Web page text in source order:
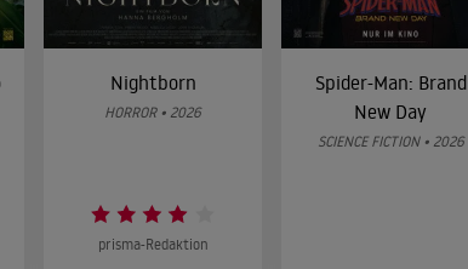
Nightborn
HORROR • 2026
prisma-Redaktion
Spider-Man: Brand
New Day
SCIENCE FICTION • 2026